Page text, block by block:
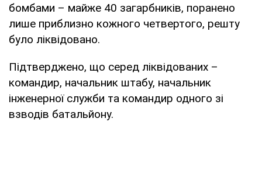
бомбами – майже 40 загарбників, поранено
лише приблизно кожного четвертого, решту
було ліквідовано.
Підтверджено, що серед ліквідованих –
командир, начальник штабу, начальник
інженерної служби та командир одного зі
взводів батальйону.